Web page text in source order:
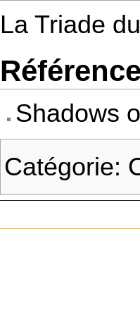
La Triade
Shadows
Catégorie: